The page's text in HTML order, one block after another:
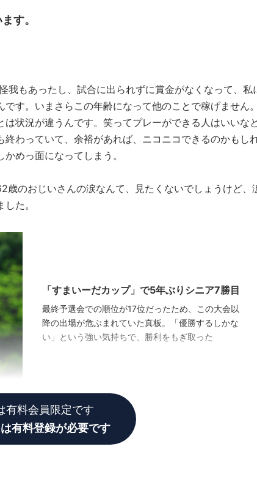
す。
我もあったし、試合に出られずに賞金がなくなって、私
す。いまさらこの年齢になって他のことで稼げません
状況が違うんです。笑ってプレーができる人はいいな
わっていて、余裕があれば、ニコニコできるのかもし
めっ面になってしまう。
のおじいさんの涙なんて、見たくないでしょうけど、
た。
「すまいーだカップ」で5年ぶりシニア7勝目
最終予選会での順位が17位だったため、この大会以
降の出場が危ぶまれていた真板。「優勝するしかな
い」という強い気持ちで、勝利をもぎ取った
有料会員限定です
有料登録が必要です